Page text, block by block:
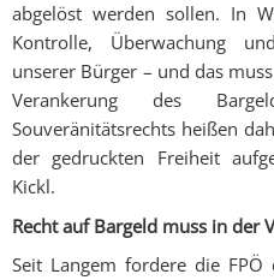
abgelöst werden sollen. In
Kontrolle, Überwachung
unserer Bürger – und das
Verankerung des
Souveränitätsrechts heißen
der gedruckten Freiheit
Kickl.
Recht auf Bargeld muss in der
Seit Langem fordere die FPÖ